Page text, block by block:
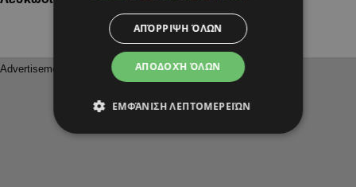
ΑΠΟΔΟΧΉ ΌΛΩΝ
ΑΠΌΡΡΙΨΗ ΌΛΩΝ
ΕΜΦΆΝΙΣΗ ΛΕΠΤΟΜΕΡΕΙΏΝ